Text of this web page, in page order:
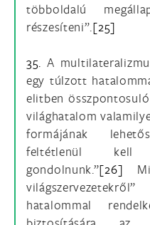
többoldalú
részesíteni”.[25]
35. A
egy túlzott
elitben
világhatalom
formájának
feltétlenül kell
gondolnunk.”[26]
hatalommal